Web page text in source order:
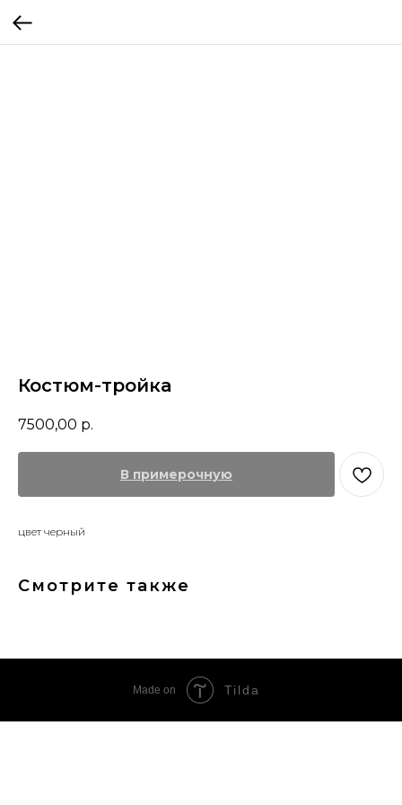
Костюм-тройка
7500,00 р.
В примерочную
цвет черный
Смотрите также
Made on Tilda